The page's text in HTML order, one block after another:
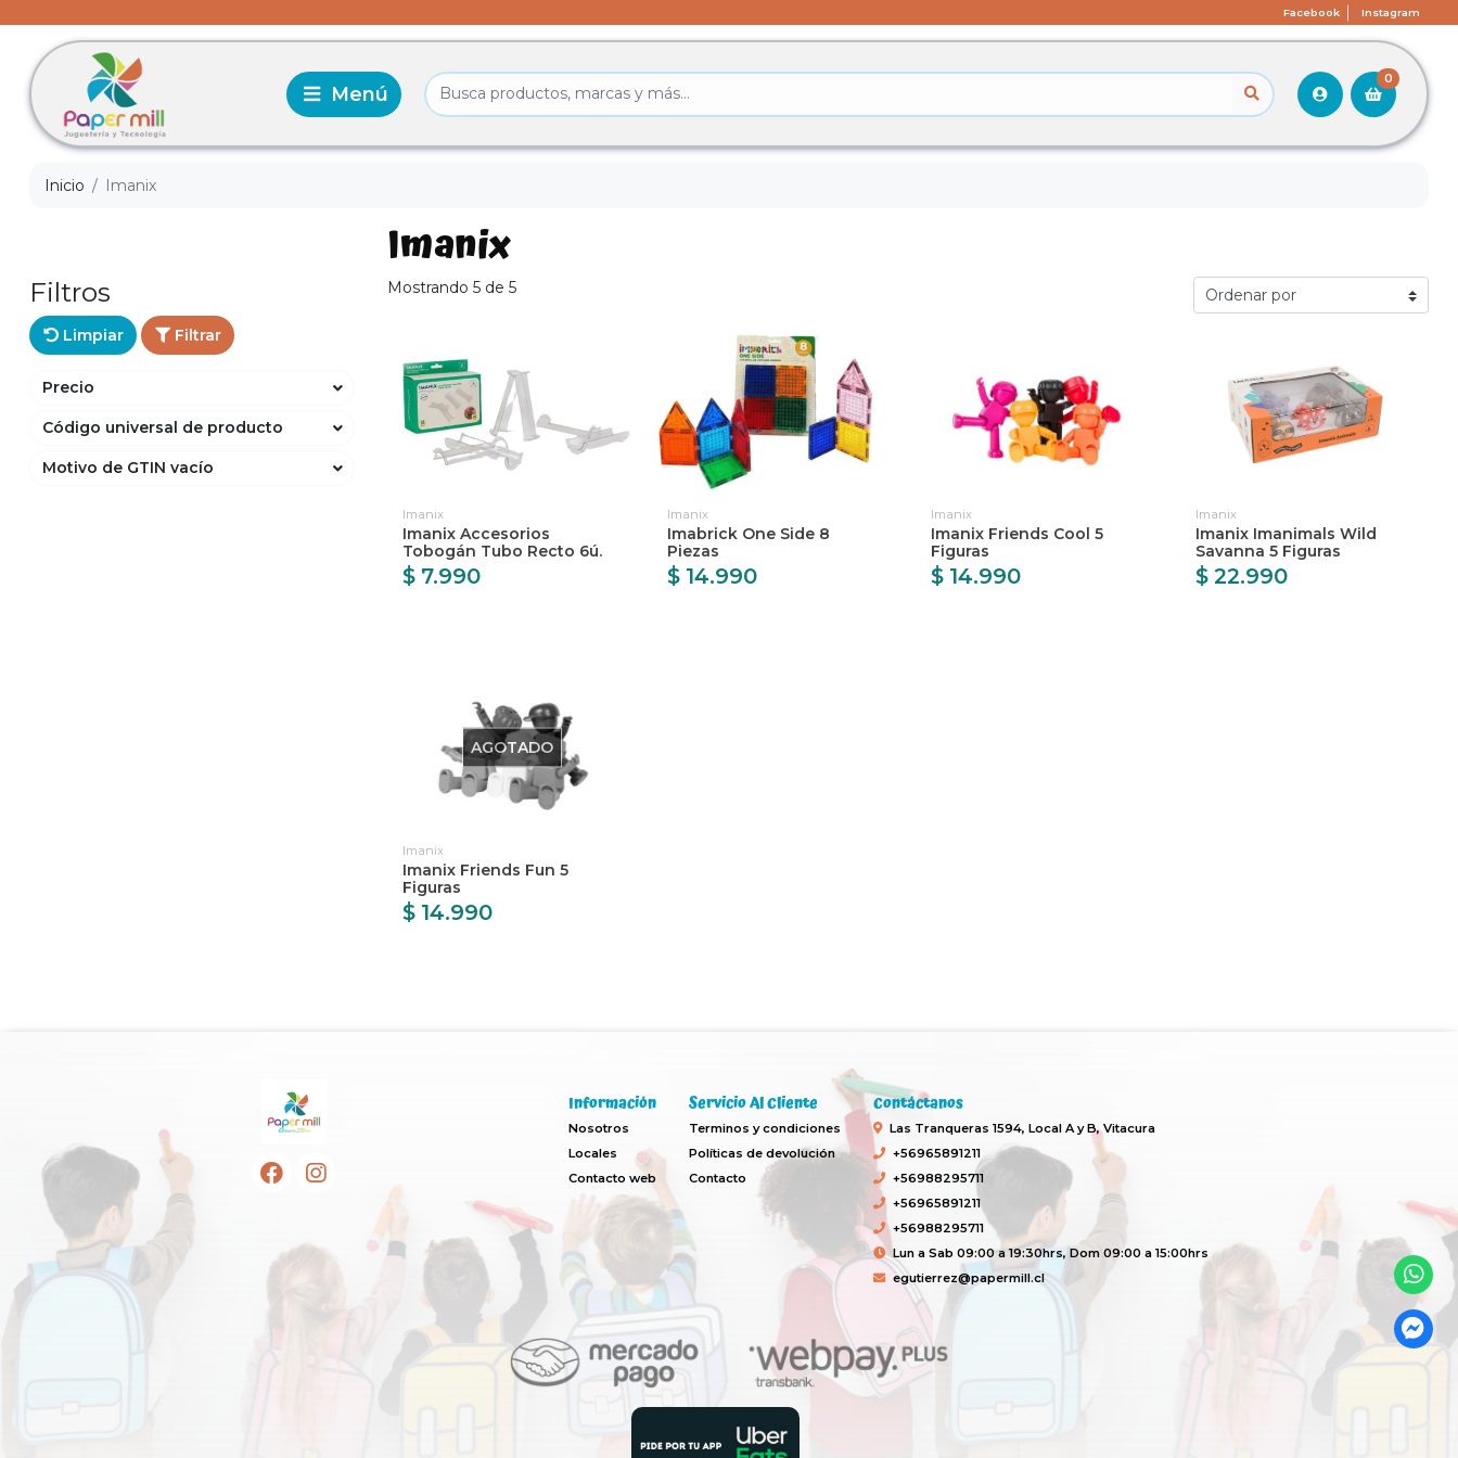
Facebook Instagram
0
Inicio Imanix
Imanix
Filtros
Limpiar Filtrar
Precio
Código universal de producto
Motivo de GTIN vacío
Mostrando 5 de 5
Imanix
Imanix Accesorios
Tobogán Tubo Recto 6ú.
$ 7.990
Imanix
Imabrick One Side 8
Piezas
$ 14.990
Imanix
Imanix Friends Cool 5
Figuras
$ 14.990
Imanix
Imanix Imanimals Wild
Savanna 5 Figuras
$ 22.990
AGOTADO
Imanix
Imanix Friends Fun 5
Figuras
$ 14.990
Información
Nosotros
Locales
Contacto web
Servicio Al Cliente
Terminos y condiciones
Políticas de devolución
Contacto
Contáctanos
Las Tranqueras 1594, Local A y B, Vitacura
+56965891211
+56988295711
+56965891211
+56988295711
Lun a Sab 09:00 a 19:30hrs, Dom 09:00 a 15:00hrs
egutierrez@papermill.cl